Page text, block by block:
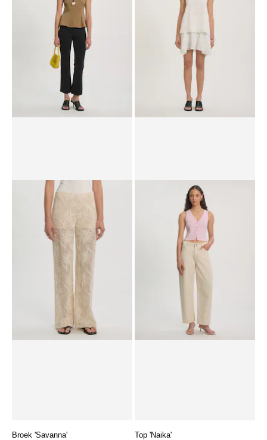
Top 'Glynis'
€ 44,90 € 32,90 € 79,90 € 54,90
Broek 'Savanna'
Top 'Naika'